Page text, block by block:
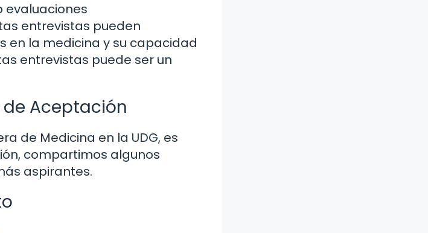
evaluaciones
entrevistas pueden
en la medicina y su capacidad
entrevistas puede ser un
Aceptación
de Medicina en la UDG, es
compartimos algunos
aspirantes.